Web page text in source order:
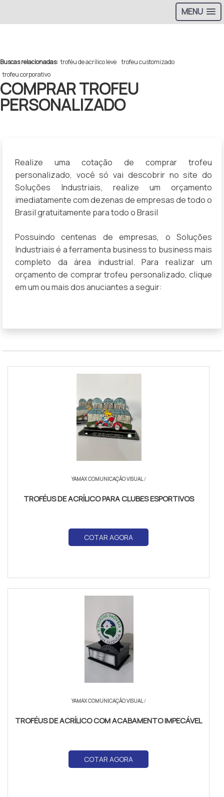
MENU
Buscas relacionadas: troféu de acrílico leve trofeu customizado
trofeu corporativo
COMPRAR TROFEU
PERSONALIZADO
Realize uma cotação de comprar trofeu
personalizado, você só vai descobrir no site do
Soluções Industriais, realize um orçamento
imediatamente com dezenas de empresas de todo o
Brasil gratuitamente para todo o Brasil
Possuindo centenas de empresas, o Soluções
Industriais é a ferramenta business to business mais
completo da área industrial. Para realizar um
orçamento de comprar trofeu personalizado, clique
em um ou mais dos anuciantes a seguir:
YAMAX COMUNICAÇÃO VISUAL/
TROFÉUS DE ACRÍLICO PARA CLUBES ESPORTIVOS
COTAR AGORA
YAMAX COMUNICAÇÃO VISUAL/
TROFÉUS DE ACRÍLICO COM ACABAMENTO IMPECÁVEL
COTAR AGORA